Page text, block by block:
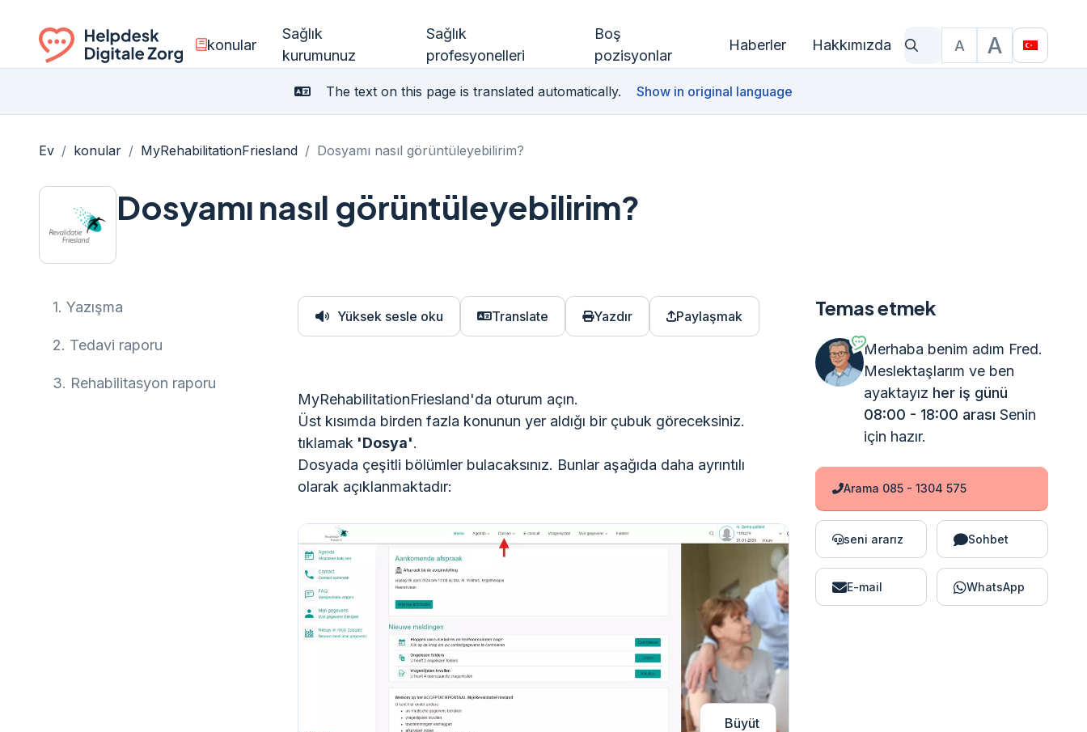
Ga naar de homepagina
konular
Sağlık
kurumunuz
Sağlık
profesyonelleri
Boş
pozisyonlar
Haberler Hakkımızda
Ne arıyorsun?
Yazı Boyutu
A A
The text on this page is translated automatically. Show in original language
Ev / konular / MyRehabilitationFriesland / Dosyamı nasıl görüntüleyebilirim?
Dosyamı nasıl görüntüleyebilirim?
1. Yazışma
2. Tedavi raporu
3. Rehabilitasyon raporu
Yüksek sesle oku Translate Yazdır Paylaşmak
MyRehabilitationFriesland'da oturum açın.
Üst kısımda birden fazla konunun yer aldığı bir çubuk göreceksiniz.
tıklamak 'Dosya'.
Dosyada çeşitli bölümler bulacaksınız. Bunlar aşağıda daha ayrıntılı
olarak açıklanmaktadır:
Büyüt
Temas etmek
Merhaba benim adım Fred.
Meslektaşlarım ve ben
ayaktayız her iş günü
08:00 - 18:00 arası Senin
için hazır.
Arama 085 - 1304 575
seni ararız Sohbet
E-mail WhatsApp